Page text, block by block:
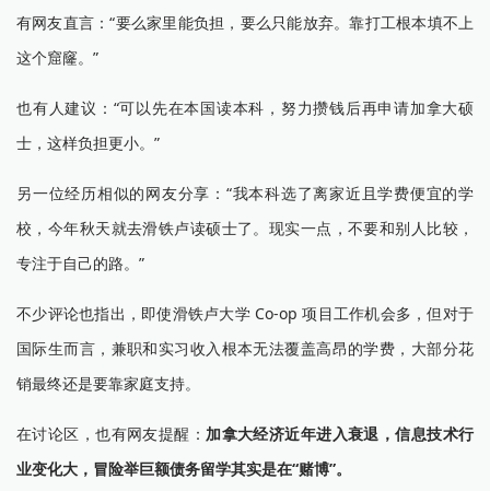
有网友直言：“要么家里能负担，要么只能放弃。靠打工根本填不上
这个窟窿。”
也有人建议：“可以先在本国读本科，努力攒钱后再申请加拿大硕
士，这样负担更小。”
另一位经历相似的网友分享：“我本科选了离家近且学费便宜的学
校，今年秋天就去滑铁卢读硕士了。现实一点，不要和别人比较，
专注于自己的路。”
不少评论也指出，即使滑铁卢大学 Co-op 项目工作机会多，但对于
国际生而言，兼职和实习收入根本无法覆盖高昂的学费，大部分花
销最终还是要靠家庭支持。
在讨论区，也有网友提醒： 加拿大经济近年进入衰退，信息技术行
业变化大，冒险举巨额债务留学其实是在“赌博”。